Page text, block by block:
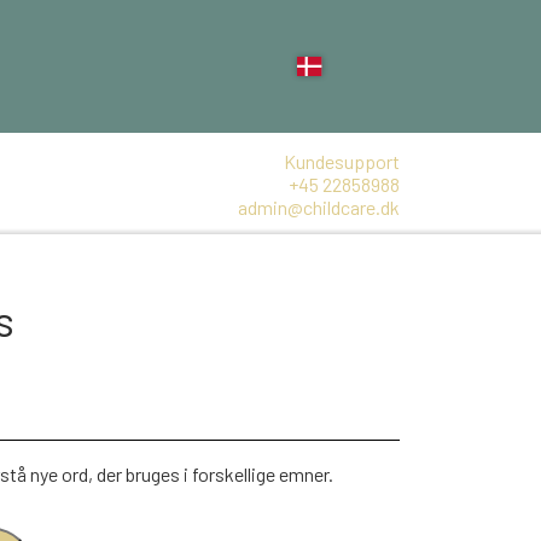
Kundesupport
+45 22858988
admin@childcare.dk
nye ord, der bruges i forskellige emner.